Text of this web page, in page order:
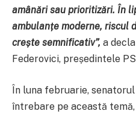
amânări sau prioritizări. În
ambulanțe moderne, riscul
crește semnificativ”, a
Federovici, președintele
În luna februarie,
întrebare pe această